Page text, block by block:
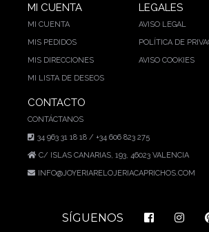
MI CUENTA
MI CUENTA
MIS PEDIDOS
MIS DIRECCIONES
MI LISTA DE DESEOS
LEGALES
AVISO LEGAL
POLÍTICA DE
AVISO COOKIES
CONTACTO
CONTÁCTANOS
34 963 31 18 18 / +34 606 823 275
C/ ISLAS CANARIAS, 193, 46023 VALENCIA
INFO@JOYERIARELOJERIACAPRICHOS.COM
SÍGUENOS